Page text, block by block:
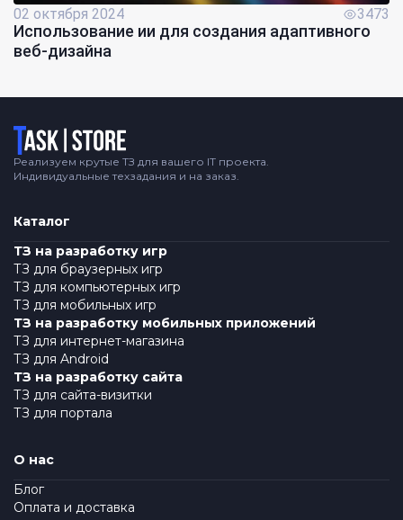
02 октября 2024 3473
Использование ии для создания адаптивного
веб-дизайна
Логотип
Реализуем крутые ТЗ для вашего IT проекта.
Индивидуальные техзадания и на заказ.
Каталог
ТЗ на разработку игр
ТЗ для браузерных игр
ТЗ для компьютерных игр
ТЗ для мобильных игр
ТЗ на разработку мобильных приложений
ТЗ для интернет-магазина
ТЗ для Android
ТЗ на разработку сайта
ТЗ для сайта-визитки
ТЗ для портала
О нас
Блог
Оплата и доставка